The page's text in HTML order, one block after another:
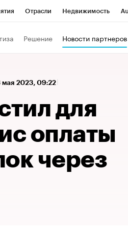
Отрасли Недвижимость
Решение Новости партнеров
мая 2023, 09:22
для
оплаты
через